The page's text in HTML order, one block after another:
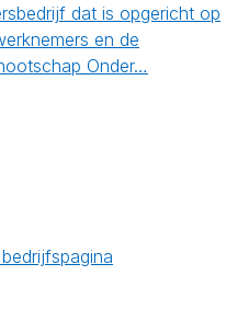
dat is opgericht op
en de
Onder…